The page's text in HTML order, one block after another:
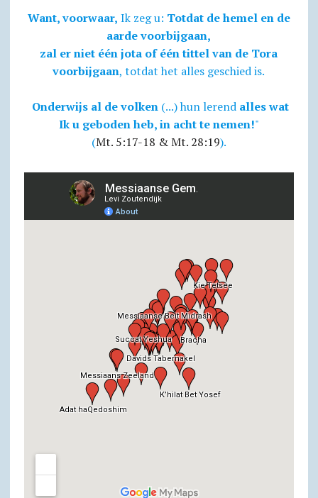
Want, voorwaar, Ik zeg u: Totdat de hemel en de
aarde voorbijgaan,
zal er niet één jota of één tittel van de Tora
voorbijgaan, totdat het alles geschied is.
Onderwijs al de volken(...) hun lerend alles wat
Ik u geboden heb, in acht te nemen!"
(Mt. 5:17-18 & Mt. 28:19).